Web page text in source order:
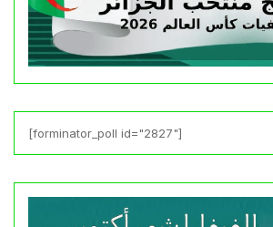
[forminator_poll id="2827"]